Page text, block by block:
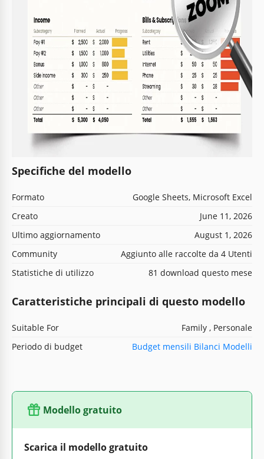
Specifiche del modello
Formato
Google Sheets, Microsoft Excel
Creato
June 11, 2026
Ultimo aggiornamento
August 1, 2026
Community
Aggiunto alle raccolte da 4 Utenti
Statistiche di utilizzo
81 download questo mese
Caratteristiche principali di questo modello
Suitable For
Family , Personale
Periodo di budget
Budget mensili Bilanci Modelli
Modello gratuito
Scarica il modello gratuito